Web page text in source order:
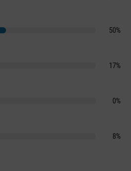
50%
17%
0%
8%